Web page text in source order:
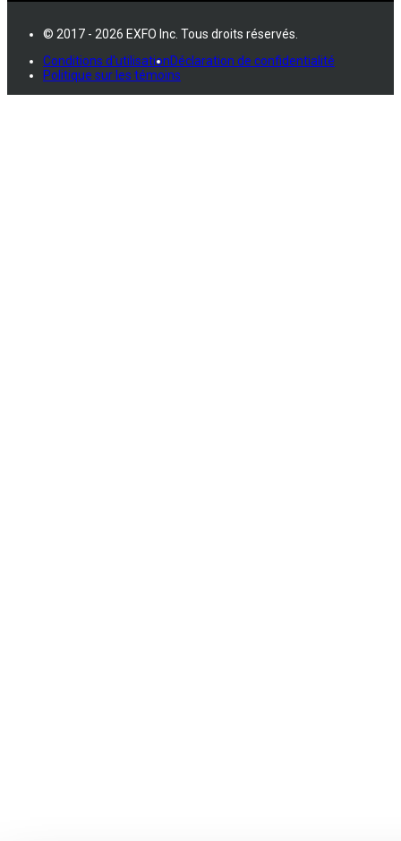
© 2017 - 2026 EXFO Inc. Tous droits réservés.
Conditions d'utilisationDéclaration de confidentialité
Politique sur les témoins